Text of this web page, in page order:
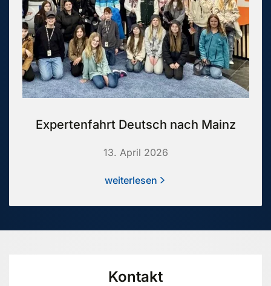
Expertenfahrt Deutsch nach Mainz
13. April 2026
weiterlesen
Kontakt